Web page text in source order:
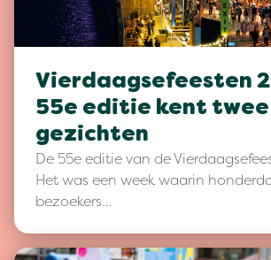
Vierdaagsefeesten
55e editie kent twee
gezichten
De 55e editie van de
Het was een week waarin
bezoekers…